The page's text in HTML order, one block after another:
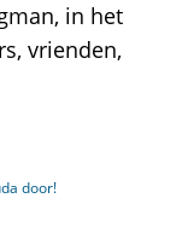
in het
vrienden,
door!